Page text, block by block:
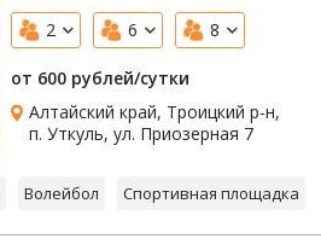
2 6 8
от 600 рублей/сутки
Алтайский край, Троицкий р-н,
п. Уткуль, ул. Приозерная 7
Волейбол Спортивная площадка